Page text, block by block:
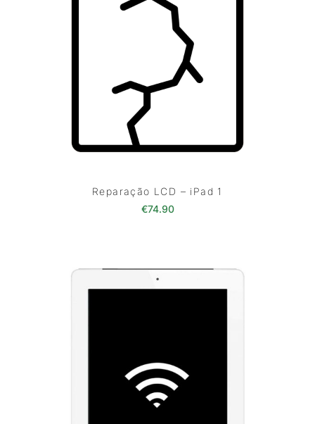
Reparação LCD – iPad 1
€74.90